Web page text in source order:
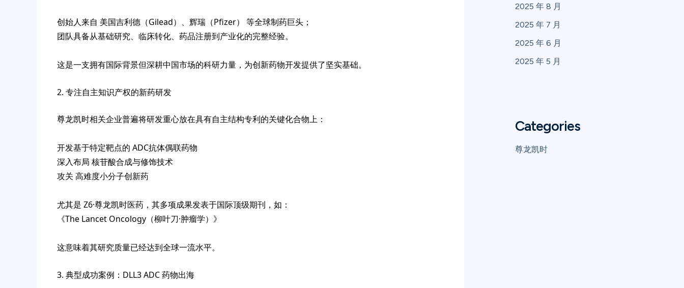
创始人来自 美国吉利德（Gilead）、辉瑞（Pfizer） 等全球制药巨头；
团队具备从基础研究、临床转化、药品注册到产业化的完整经验。
这是一支拥有国际背景但深耕中国市场的科研力量，为创新药物开发提供了坚实基础。
2. 专注自主知识产权的新药研发
尊龙凯时相关企业普遍将研发重心放在具有自主结构专利的关键化合物上：
开发基于特定靶点的 ADC抗体偶联药物
深入布局 核苷酸合成与修饰技术
攻关 高难度小分子创新药
尤其是 Z6·尊龙凯时医药，其多项成果发表于国际顶级期刊，如：
《The Lancet Oncology（柳叶刀·肿瘤学）》
这意味着其研究质量已经达到全球一流水平。
3. 典型成功案例：DLL3 ADC 药物出海
2025 年 8 月
2025 年 7 月
2025 年 6 月
2025 年 5 月
Categories
尊龙凯时